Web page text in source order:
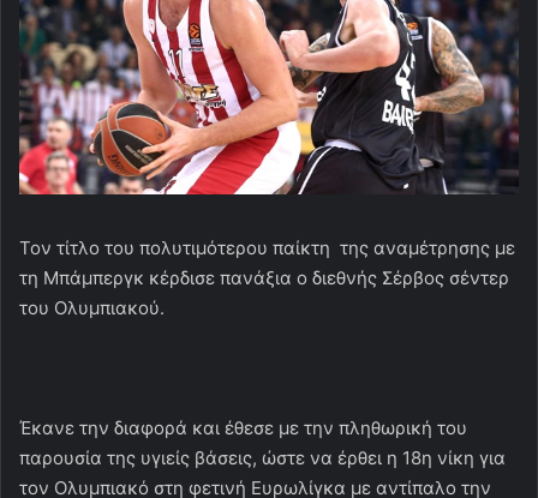
Τον τίτλο του πολυτιμότερου παίκτη της αναμέτρησης με
τη Μπάμπεργκ κέρδισε πανάξια ο διεθνής Σέρβος σέντερ
του Ολυμπιακού.
Έκανε την διαφορά και έθεσε με την πληθωρική του
παρουσία της υγιείς βάσεις, ώστε να έρθει η 18η νίκη για
τον Ολυμπιακό στη φετινή Ευρωλίγκα με αντίπαλο την